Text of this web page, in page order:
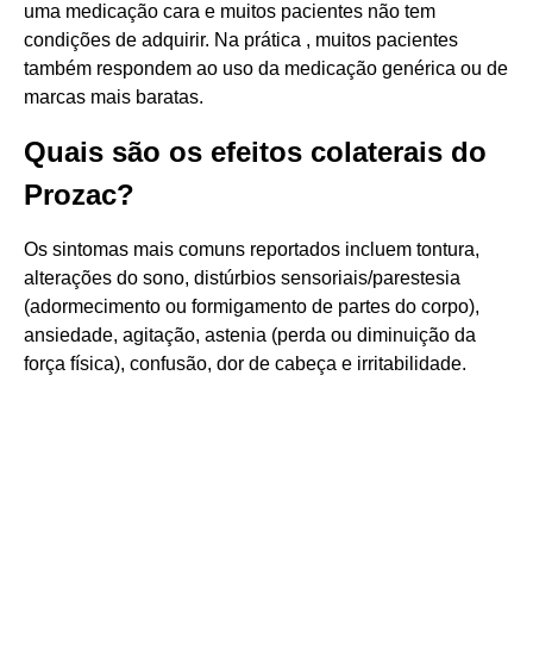
uma medicação cara e muitos pacientes não tem
condições de adquirir. Na prática , muitos pacientes
também respondem ao uso da medicação genérica ou de
marcas mais baratas.
Quais são os efeitos colaterais do
Prozac?
Os sintomas mais comuns reportados incluem tontura,
alterações do sono, distúrbios sensoriais/parestesia
(adormecimento ou formigamento de partes do corpo),
ansiedade, agitação, astenia (perda ou diminuição da
força física), confusão, dor de cabeça e irritabilidade.